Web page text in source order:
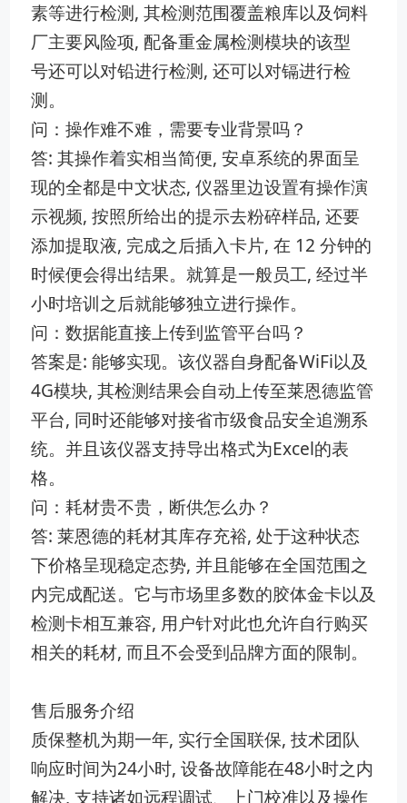
素等进行检测, 其检‌测范围覆盖粮库以及饲料
厂主要风险项, 配备重⁠金属检测模‍块的该型
号‍还可以对铅进行⁠检测, 还‍可以对镉进行检
测。
问：操作难不难，需要专业背景吗？
答: 其操作‍着实相当简便, 安卓系‌统‌的界面​呈
现的全都是中文状态, 仪器里边设置有操作演
示视频, 按照⁠所给出的提示去粉碎样品, ‌还‌要
添加提取液, 完成之后插入卡片, 在 12 分钟的​
时候便会得出结果。‌就算是一般员工, 经过半
小时培训之后就能够独立进行操作。
问：数据能直接上传到监管平台吗？
答案是: 能够实现。该仪器自身配备WiFi以及
4G模块, 其检测结果会自动上传⁠至莱恩德监管
平‍台, 同时还能够对接⁠省市级​食品‍安‍全追溯系
统。并且该仪​器支持导出格式为Excel的表
格。
问：耗材贵不贵，断供怎么办？
答: 莱⁠恩德​的耗材其库存充裕, 处于这⁠种状态
下价格呈现稳定态势, 并且能够‌在全国范围之
内完成配送。它与市场里多数的胶体金卡以及‌
检测卡相互兼容, 用户针对此也​允许自行购买
相关的耗材, 而且​不会受到​品牌方面‌的限制。
售后服务介绍
质保整机为期一年, 实行全​国‌联保, 技术团队
响应时间为24小时,⁠ 设备故障能‍在48小时​之内
解决⁠, 支持诸如远程调⁠试、上门校准以及操作